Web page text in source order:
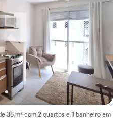
38 m² com 2 quartos e 1 banheiro em